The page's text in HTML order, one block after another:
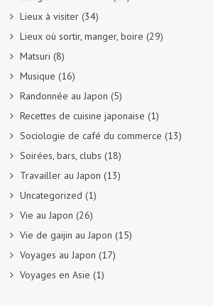
Lieux à visiter (34)
Lieux où sortir, manger, boire (29)
Matsuri (8)
Musique (16)
Randonnée au Japon (5)
Recettes de cuisine japonaise (1)
Sociologie de café du commerce (13)
Soirées, bars, clubs (18)
Travailler au Japon (13)
Uncategorized (1)
Vie au Japon (26)
Vie de gaijin au Japon (15)
Voyages au Japon (17)
Voyages en Asie (1)